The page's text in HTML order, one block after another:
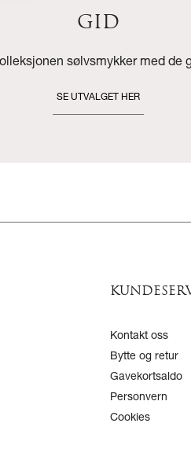
GID
sølvsmykker med de
SE UTVALGET HER
Kontakt oss
Bytte og retur
Gavekortsaldo
Personvern
Cookies